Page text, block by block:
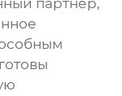
партнер,